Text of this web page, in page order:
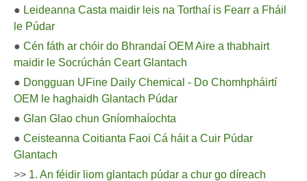
● Leideanna Casta maidir leis na Torthaí is Fearr a Fháil
le Púdar
● Cén fáth ar chóir do Bhrandaí OEM Aire a thabhairt
maidir le Socrúchán Ceart Glantach
● Dongguan UFine Daily Chemical - Do Chomhpháirtí
OEM le haghaidh Glantach Púdar
● Glan Glao chun Gníomhaíochta
● Ceisteanna Coitianta Faoi Cá háit a Cuir Púdar
Glantach
>> 1. An féidir liom glantach púdar a chur go díreach